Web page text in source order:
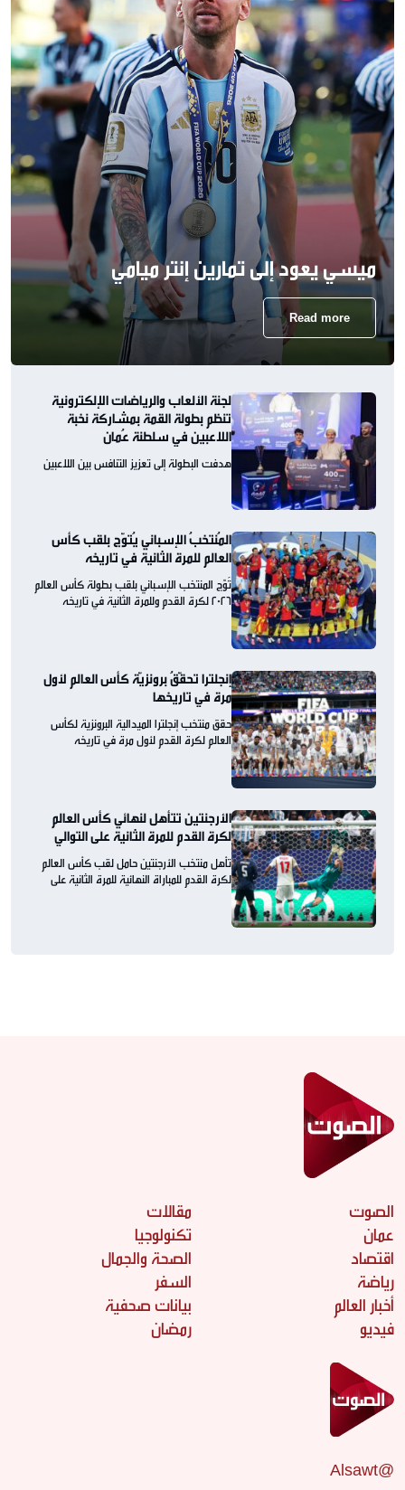
ميسي يعود إلى تمارين إنتر ميامي
Read more
لجنة الألعاب والرياضات الإلكترونية
تنظم بطولة القمة بمشاركة نخبة
اللاعبين في سلطنة عُمان
هدفت البطولة إلى تعزيز التنافس بين اللاعبين
المُنتخبُ الإسباني يُتوّج بلقب كأس
العالم للمرة الثانية في تاريخه
تُوّج المنتخب الإسباني بلقب بطولة كأس العالم
2026 لكرة القدم وللمرة الثانية في تاريخه
إنجلترا تحقّقُ برونزيّة كأس العالم لأول
مرة في تاريخها
حقق منتخب إنجلترا الميدالية البرونزية لكأس
العالم لكرة القدم لأول مرة في تاريخه
الأرجنتين تتأهل لنهائي كأس العالم
لكرة القدم للمرة الثانية على التوالي
تأهل منتخب الأرجنتين حامل لقب كأس العالم
لكرة القدم للمباراة النهائية للمرة الثانية على
الصوت
عمان
اقتصاد
رياضة
أخبار العالم
فيديو
مقالات
تكنولوجيا
الصحة والجمال
السفر
بيانات صحفية
رمضان
@Alsawt